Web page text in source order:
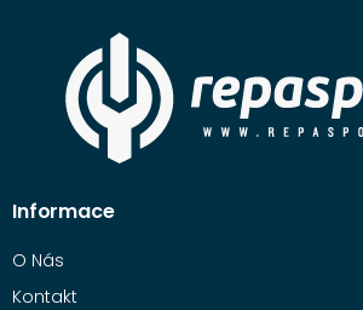
Informace
O Nás
Kontakt